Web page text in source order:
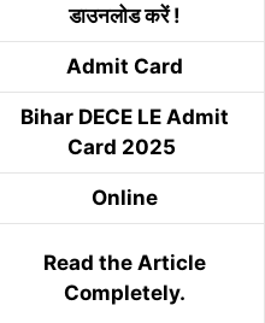
डाउनलोड करें !
Admit Card
Bihar DECE LE Admit
Card 2025
Online
Read the Article
Completely.